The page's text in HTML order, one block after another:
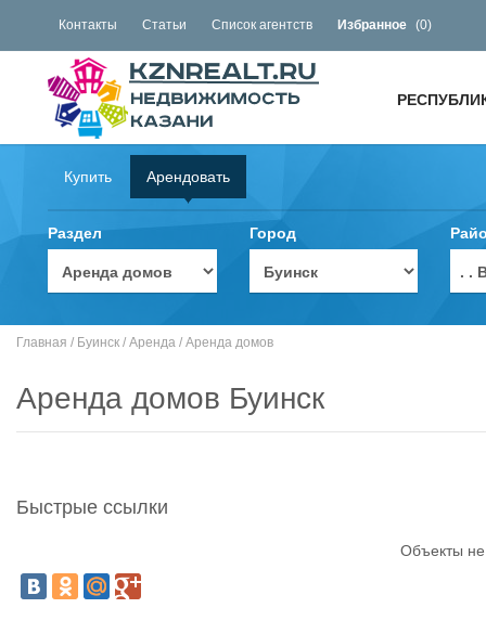
Контакты Статьи Список агентств Избранное (0)
Купить Арендовать
Раздел Город
. .
Главная / Буинск / Аренда / Аренда домов
Аренда домов Буинск
Быстрые ссылки
Объекты